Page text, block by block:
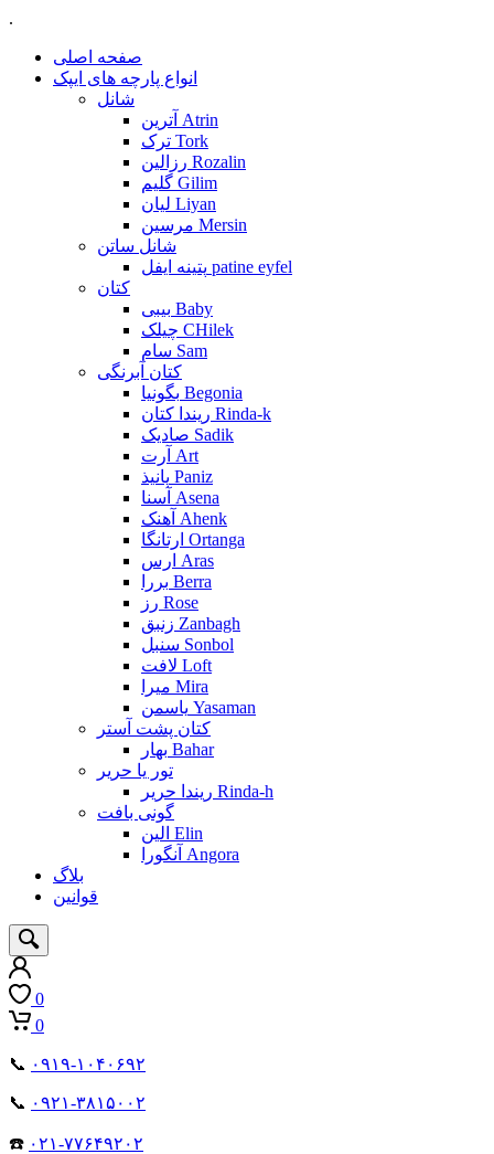
.
صفحه اصلی
انواع پارچه های ایپک
شانل
آترین Atrin
ترک Tork
رزالین Rozalin
گلیم Gilim
لیان Liyan
مرسین Mersin
شانل ساتن
پتینه ایفل patine eyfel
کتان
بیبی Baby
چیلک CHilek
سام Sam
کتان آبرنگی
بگونیا Begonia
ریندا کتان Rinda-k
صادیک Sadik
آرت Art
پانیذ Paniz
آسنا Asena
آهنک Ahenk
ارتانگا Ortanga
ارس Aras
بررا Berra
رز Rose
زنبق Zanbagh
سنبل Sonbol
لافت Loft
میرا Mira
یاسمن Yasaman
کتان پشت آستر
بهار Bahar
تور یا حریر
ریندا حریر Rinda-h
گونی بافت
الین Elin
آنگورا Angora
بلاگ
قوانین
0
0
📞 ۰۹۱۹-۱۰۴۰۶۹۲
📞 ۰۹۲۱-۳۸۱۵۰۰۲
☎️ ۰۲۱-۷۷۶۴۹۲۰۲